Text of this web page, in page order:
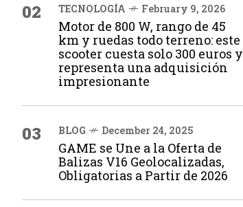
02 TECNOLOGÍA February 9, 2026
Motor de 800 W, rango de 45
km y ruedas todo terreno: este
scooter cuesta solo 300 euros y
representa una adquisición
impresionante
03 BLOG December 24, 2025
GAME se Une a la Oferta de
Balizas V16 Geolocalizadas,
Obligatorias a Partir de 2026